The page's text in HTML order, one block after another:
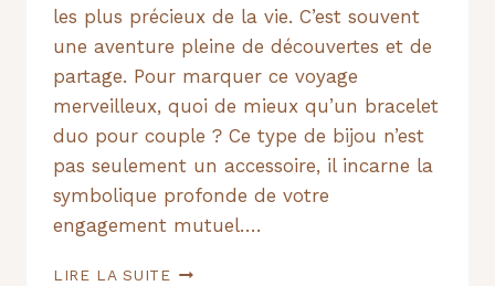
les plus précieux de la vie. C’est souvent
une aventure pleine de découvertes et de
partage. Pour marquer ce voyage
merveilleux, quoi de mieux qu’un bracelet
duo pour couple ? Ce type de bijou n’est
pas seulement un accessoire, il incarne la
symbolique profonde de votre
engagement mutuel….
LIRE LA SUITEBRACELET